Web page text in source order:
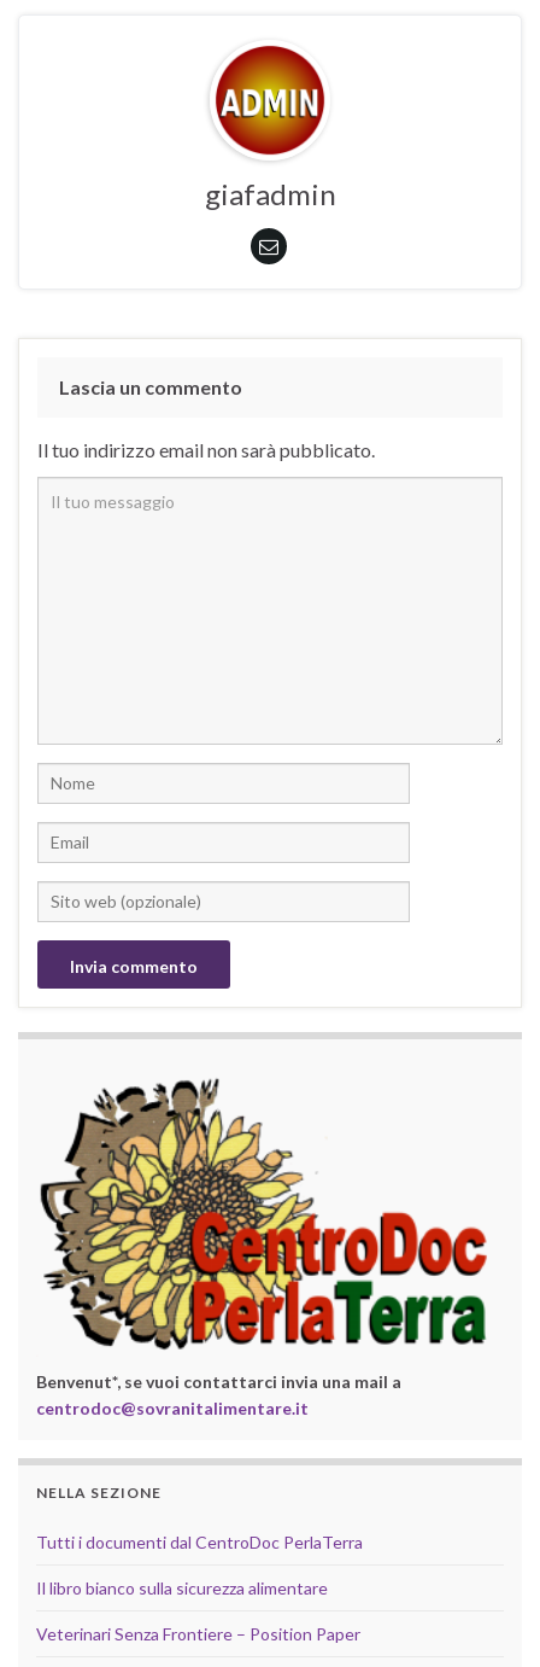
giafadmin
Lascia un commento
Il tuo indirizzo email non sarà pubblicato.
Benvenut*, se vuoi contattarci invia una mail a
centrodoc@sovranitalimentare.it
NELLA SEZIONE
Tutti i documenti dal CentroDoc PerlaTerra
Il libro bianco sulla sicurezza alimentare
Veterinari Senza Frontiere – Position Paper